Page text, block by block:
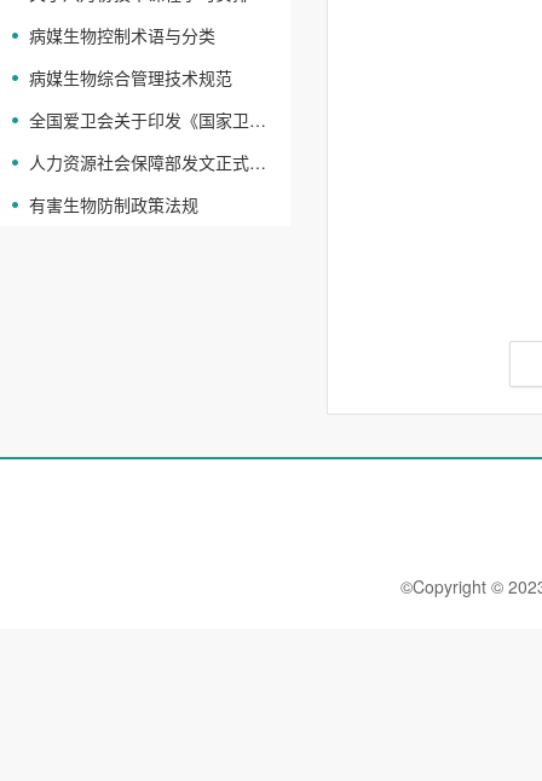
病媒生物控制术语与分类
病媒生物综合管理技术规范
全国爱卫会关于印发《国家卫生城镇评审管理办法》 和《国家卫生城市和国家卫生县标准》《国家卫生乡 镇标准》的通知
人力资源社会保障部发文正式颁布“消毒员国家职业技能标准”
有害生物防制政策法规
©Copyright ©